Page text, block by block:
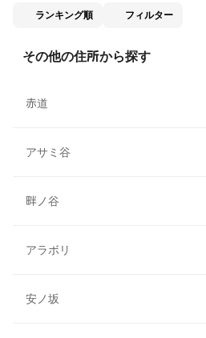
ランキング順 フィルター適用なし
その他の住所から探す
赤道
アサミ谷
畔ノ谷
アラボリ
安ノ坂